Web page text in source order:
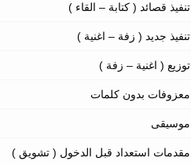
تنفيذ قصائد ( كتابة – القاء )
تنفيذ جديد ( زفة – اغنية )
توزيع ( اغنية – زفة )
معزوفات بدون كلمات
موسيقى
مقدمات استعداد قبل الدخول ( تشويق )